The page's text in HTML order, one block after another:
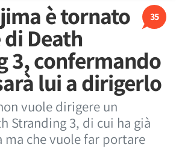
35
è tornato
Death
3, confermando
lui a dirigerlo
vuole dirigere un
Stranding 3, di cui ha già
che vuole far portare